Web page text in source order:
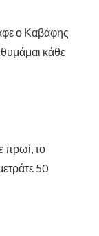
ο Καβάφης
κάθε
πρωί, το
50